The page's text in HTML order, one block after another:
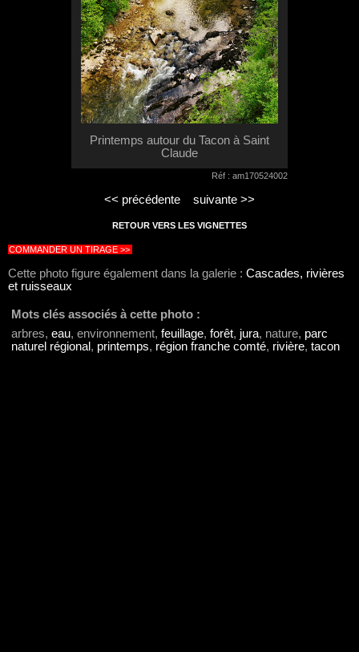
Printemps autour du Tacon à Saint
Claude
Réf : am170524002
<< précédente suivante >>
RETOUR VERS LES VIGNETTES
COMMANDER UN TIRAGE >>
Cette photo figure également dans la galerie : Cascades, rivières
et ruisseaux
Mots clés associés à cette photo :
arbres, eau, environnement, feuillage, forêt, jura, nature, parc
naturel régional, printemps, région franche comté, rivière, tacon